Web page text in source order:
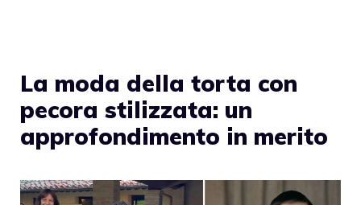
La moda della torta con
pecora stilizzata: un
approfondimento in merito